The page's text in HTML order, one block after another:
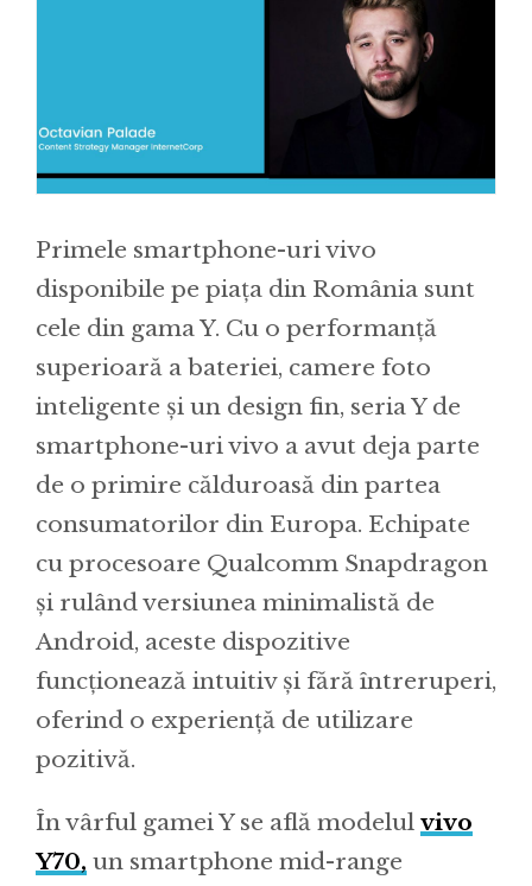
Primele smartphone-uri vivo
disponibile pe piața din România sunt
cele din gama Y. Cu o performanță
superioară a bateriei, camere foto
inteligente și un design fin, seria Y de
smartphone-uri vivo a avut deja parte
de o primire călduroasă din partea
consumatorilor din Europa. Echipate
cu procesoare Qualcomm Snapdragon
și rulând versiunea minimalistă de
Android, aceste dispozitive
funcționează intuitiv și fără întreruperi,
oferind o experiență de utilizare
pozitivă.
În vârful gamei Y se află modelul vivo
Y70, un smartphone mid-range